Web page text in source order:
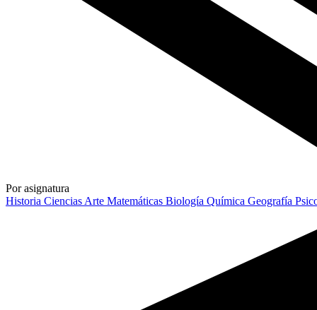
Por asignatura
Historia Ciencias Arte Matemáticas Biología Química Geografía